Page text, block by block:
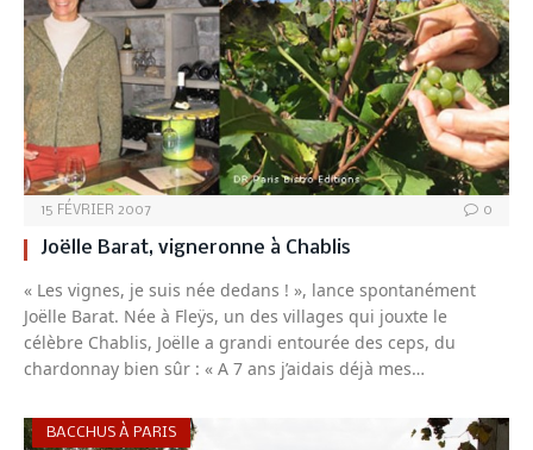
15 FÉVRIER 2007 0
Joëlle Barat, vigneronne à Chablis
« Les vignes, je suis née dedans ! », lance spontanément
Joëlle Barat. Née à Fleÿs, un des villages qui jouxte le
célèbre Chablis, Joëlle a grandi entourée des ceps, du
chardonnay bien sûr : « A 7 ans j’aidais déjà mes…
BACCHUS À PARIS